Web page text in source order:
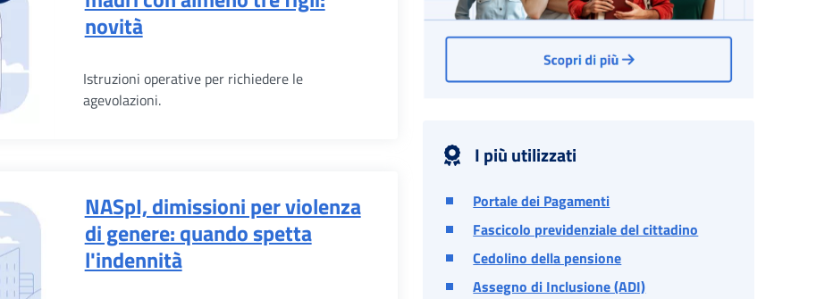
novità
Istruzioni operative per richiedere le
agevolazioni.
NASpI, dimissioni per violenza
di genere: quando spetta
l'indennità
I più utilizzati
Portale dei Pagamenti
Fascicolo previdenziale del cittadino
Cedolino della pensione
Assegno di Inclusione (ADI)